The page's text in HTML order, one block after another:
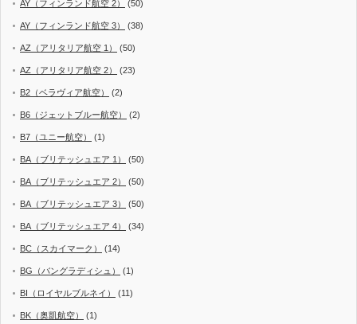
AY（フィンランド航空 2） (50)
AY（フィンランド航空 3） (38)
AZ（アリタリア航空 1） (50)
AZ（アリタリア航空 2） (23)
B2（ベラヴィア航空） (2)
B6（ジェットブルー航空） (2)
B7（ユニー航空） (1)
BA（ブリテッシュエア 1） (50)
BA（ブリテッシュエア 2） (50)
BA（ブリテッシュエア 3） (50)
BA（ブリテッシュエア 4） (34)
BC（スカイマーク） (14)
BG（バングラディシュ） (1)
BI（ロイヤルブルネイ） (11)
BK（奥凱航空） (1)